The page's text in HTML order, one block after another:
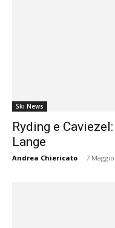
Ski News
Ryding e
Lange
Andrea Chiericato - 7